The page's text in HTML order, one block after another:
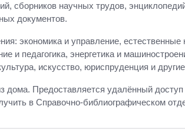
сборников научных трудов,
документов.
экономика и управление,
и педагогика, энергетика и
искусство, юриспруденция и
дома. Предоставляется удалённый
в Справочно-библиографическом